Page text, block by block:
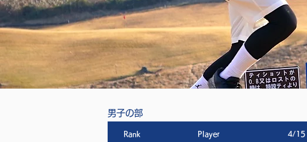
男子の部
Rank Player 4/15